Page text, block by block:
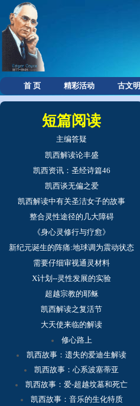
首 页 精彩活动 古文明
短篇阅读
主编答疑
凯西解读论丰盛
凯西资讯：圣经诗篇46
凯西谈无偏之爱
凯西解读中有关圣洁女子的故事
整合灵性途径的几大障碍
《身心灵修行与疗愈》
新纪元诞生的阵痛:地球调为震动状态
需要仔细审视通灵材料
X计划--灵性发展的实验
超越宗教的耶稣
凯西解读之复活节
大天使来临的解读
修心路上
凯西故事： 遗失的爱迪生解读
凯西故事：心系波塞蒂亚
凯西故事：爱-超越坟墓和死亡
凯西故事：音乐的生化特质